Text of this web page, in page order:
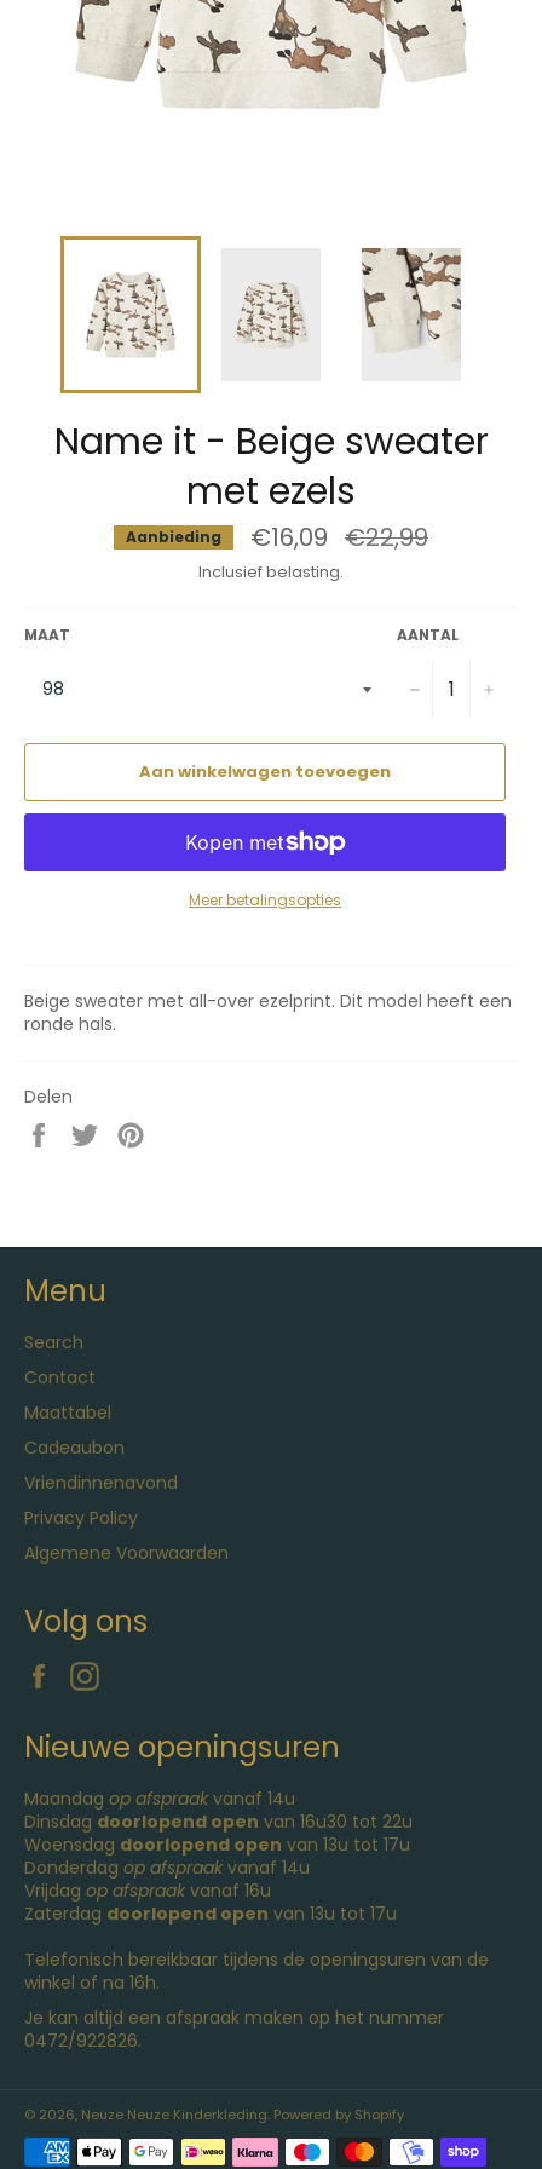
Name it - Beige sweater
met ezels
Aanbieding €16,09 Normale
prijs
€22,99
Inclusief belasting.
MAAT AANTAL
− +
Aan winkelwagen toevoegen
Meer betalingsopties
Beige sweater met all-over ezelprint. Dit model heeft een
ronde hals.
Delen
Delen
op
Twitteren
op
Menu
Search
Contact
Maattabel
Cadeaubon
Vriendinnenavond
Privacy Policy
Algemene Voorwaarden
Volg ons
Facebook
Nieuwe openingsuren
Maandag op afspraak vanaf 14u
Dinsdag doorlopend open van 16u30 tot 22u
Woensdag doorlopend open van 13u tot 17u
Donderdag op afspraak vanaf 14u
Vrijdag op afspraak vanaf 16u
Zaterdag doorlopend open van 13u tot 17u
Telefonisch bereikbaar tijdens de openingsuren van de
winkel of na 16h.
Je kan altijd een afspraak maken op het nummer
0472/922826.
© 2026, Neuze Neuze Kinderkleding. Powered by Shopify
Betaalmethoden